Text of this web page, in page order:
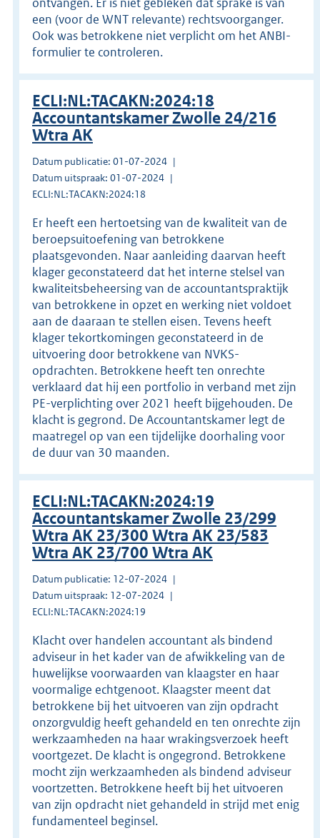
een (voor de WNT relevante) rechtsvoorganger.
Ook was betrokkene niet verplicht om het ANBI-
formulier te controleren.
ECLI:NL:TACAKN:2024:18
Accountantskamer Zwolle 24/216
Wtra AK
Datum publicatie: 01-07-2024
Datum uitspraak: 01-07-2024
ECLI:NL:TACAKN:2024:18
Er heeft een hertoetsing van de kwaliteit van de
beroepsuitoefening van betrokkene
plaatsgevonden. Naar aanleiding daarvan heeft
klager geconstateerd dat het interne stelsel van
kwaliteitsbeheersing van de accountantspraktijk
van betrokkene in opzet en werking niet voldoet
aan de daaraan te stellen eisen. Tevens heeft
klager tekortkomingen geconstateerd in de
uitvoering door betrokkene van NVKS-
opdrachten. Betrokkene heeft ten onrechte
verklaard dat hij een portfolio in verband met zijn
PE-verplichting over 2021 heeft bijgehouden. De
klacht is gegrond. De Accountantskamer legt de
maatregel op van een tijdelijke doorhaling voor
de duur van 30 maanden.
ECLI:NL:TACAKN:2024:19
Accountantskamer Zwolle 23/299
Wtra AK 23/300 Wtra AK 23/583
Wtra AK 23/700 Wtra AK
Datum publicatie: 12-07-2024
Datum uitspraak: 12-07-2024
ECLI:NL:TACAKN:2024:19
Klacht over handelen accountant als bindend
adviseur in het kader van de afwikkeling van de
huwelijkse voorwaarden van klaagster en haar
voormalige echtgenoot. Klaagster meent dat
betrokkene bij het uitvoeren van zijn opdracht
onzorgvuldig heeft gehandeld en ten onrechte zijn
werkzaamheden na haar wrakingsverzoek heeft
voortgezet. De klacht is ongegrond. Betrokkene
mocht zijn werkzaamheden als bindend adviseur
voortzetten. Betrokkene heeft bij het uitvoeren
van zijn opdracht niet gehandeld in strijd met enig
fundamenteel beginsel.